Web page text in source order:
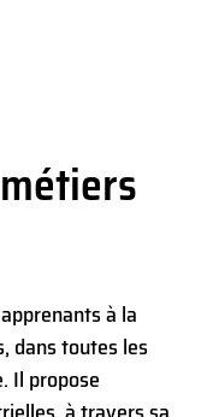
à la
dans toutes les
Il propose